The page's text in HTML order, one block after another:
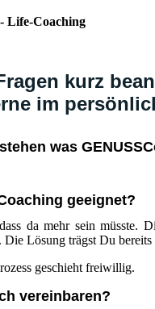
Life-Coaching
kurz
im
was
geeignet?
da mehr sein
Die Lösung trägst Du
geschieht freiwillig.
vereinbaren?